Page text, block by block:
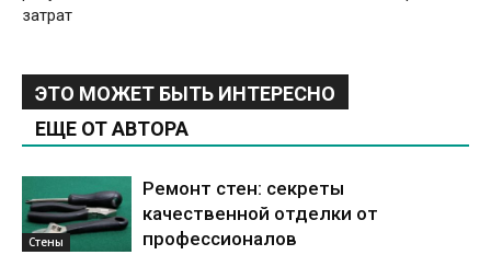
затрат
ЭТО МОЖЕТ БЫТЬ ИНТЕРЕСНО
ЕЩЕ ОТ АВТОРА
Стены
Ремонт стен: секреты
качественной отделки от
профессионалов